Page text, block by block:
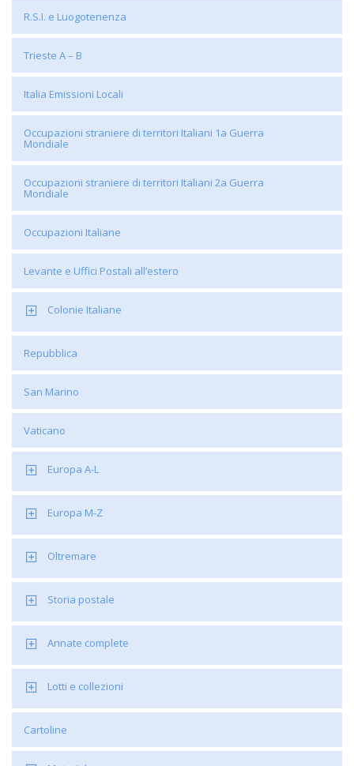
R.S.I. e Luogotenenza
Trieste A – B
Italia Emissioni Locali
Occupazioni straniere di territori Italiani 1a Guerra
Mondiale
Occupazioni straniere di territori Italiani 2a Guerra
Mondiale
Occupazioni Italiane
Levante e Uffici Postali all’estero
Colonie Italiane
Repubblica
San Marino
Vaticano
Europa A-L
Europa M-Z
Oltremare
Storia postale
Annate complete
Lotti e collezioni
Cartoline